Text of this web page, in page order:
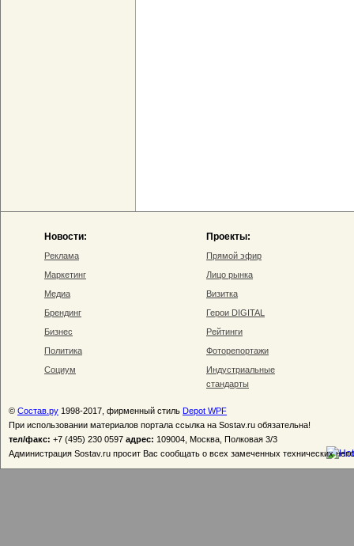
Новости:
Реклама
Маркетинг
Медиа
Брендинг
Бизнес
Политика
Социум
Проекты:
Прямой эфир
Лицо рынка
Визитка
Герои DIGITAL
Рейтинги
Фоторепортажи
Индустриальные
стандарты
© Состав.ру 1998-2017, фирменный стиль Depot WPF
При использовании материалов портала ссылка на Sostav.ru обязательна!
тел/факс: +7 (495) 230 0597 адрес: 109004, Москва, Полковая 3/3
Администрация Sostav.ru просит Вас сообщать о всех замеченных технических